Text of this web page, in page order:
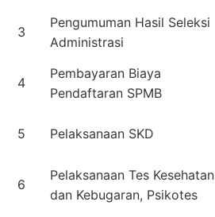
3
Pengumuman Hasil Seleksi
Administrasi
4
Pembayaran Biaya
Pendaftaran SPMB
5 Pelaksanaan SKD
6
Pelaksanaan Tes Kesehatan
dan Kebugaran, Psikotes